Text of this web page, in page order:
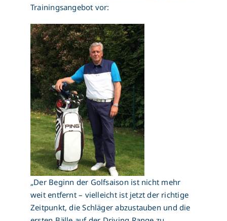
Trainingsangebot vor:
„Der Beginn der Golfsaison ist nicht mehr
weit entfernt – vielleicht ist jetzt der richtige
Zeitpunkt, die Schläger abzustauben und die